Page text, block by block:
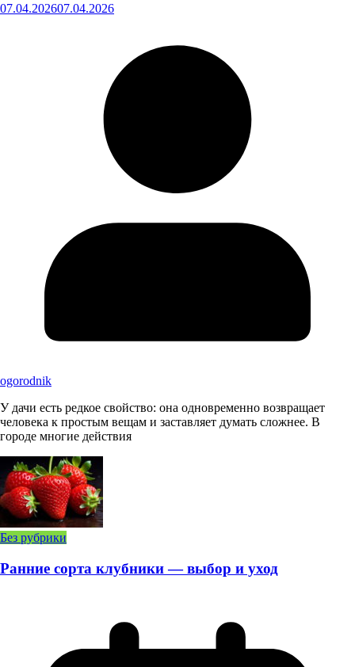
07.04.202607.04.2026
ogorodnik
У дачи есть редкое свойство: она одновременно возвращает
человека к простым вещам и заставляет думать сложнее. В
городе многие действия
Без рубрики
Ранние сорта клубники — выбор и уход